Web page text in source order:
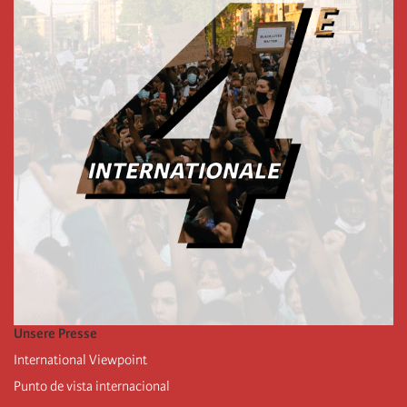
Unsere Presse
International Viewpoint
Punto de vista internacional